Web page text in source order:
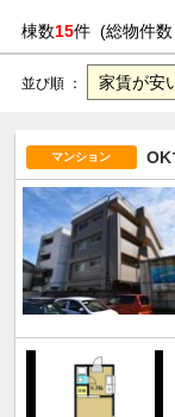
棟数15件 (総物件数
並び順 ：
マンション OK